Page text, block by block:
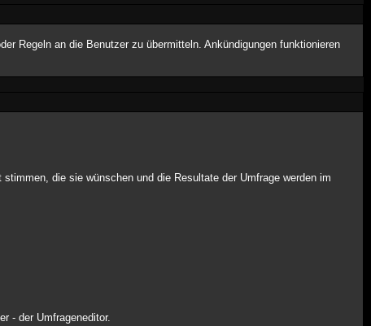
Regeln an die Benutzer zu übermitteln. Ankündigungen funktionieren
die sie wünschen und die Resultate der Umfrage werden im
- der Umfrageneditor.